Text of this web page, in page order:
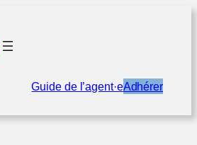
Guide de l’agent·eAdhérer